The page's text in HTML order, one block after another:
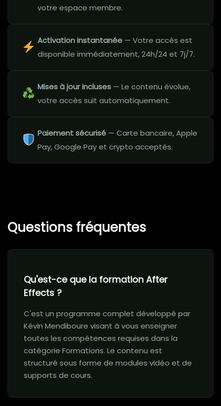
votre espace membre.
Activation instantanée — Votre accès est
disponible immédiatement, 24h/24 et 7j/7.
Mises à jour incluses — Le contenu évolue,
votre accès suit automatiquement.
Paiement sécurisé — Carte bancaire, Apple
Pay, Google Pay et crypto acceptés.
Questions fréquentes
Qu'est-ce que la formation After
Effects ?
C'est un programme complet développé par
Kévin Mendiboure visant à vous enseigner
toutes les compétences requises dans la
catégorie Formations. Le contenu est
structuré sous forme de modules vidéo et de
supports de cours.